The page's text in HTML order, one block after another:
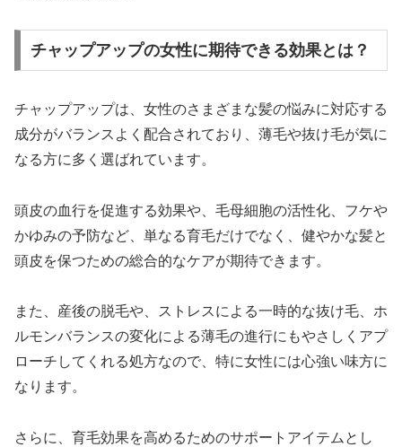
チャップアップの女性に期待できる効果とは？
チャップアップは、女性のさまざまな髪の悩みに対応する
成分がバランスよく配合されており、薄毛や抜け毛が気に
なる方に多く選ばれています。
頭皮の血行を促進する効果や、毛母細胞の活性化、フケや
かゆみの予防など、単なる育毛だけでなく、健やかな髪と
頭皮を保つための総合的なケアが期待できます。
また、産後の脱毛や、ストレスによる一時的な抜け毛、ホ
ルモンバランスの変化による薄毛の進行にもやさしくアプ
ローチしてくれる処方なので、特に女性には心強い味方に
なります。
さらに、育毛効果を高めるためのサポートアイテムとし